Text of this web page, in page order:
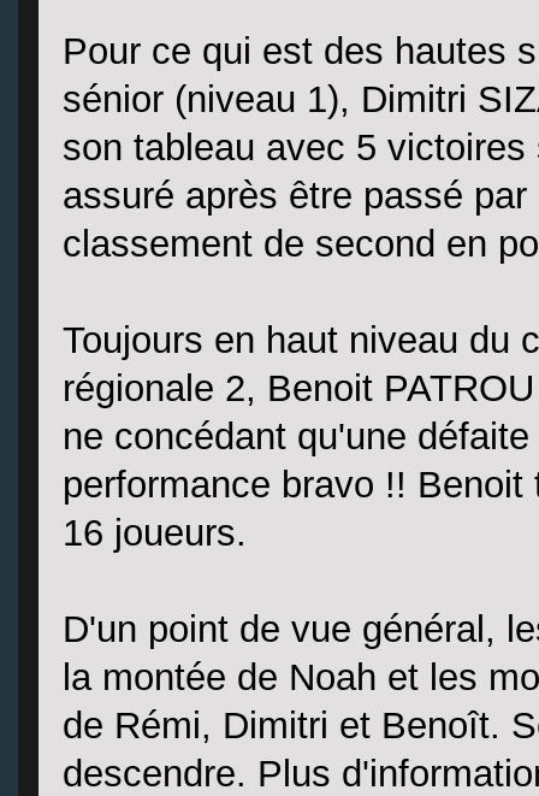
Pour ce qui est des hautes
sénior (niveau 1), Dimitri
son tableau avec 5
assuré après être passé
classement de second en
Toujours en haut niveau du
régionale 2, Benoit
ne concédant qu'une
performance bravo !!
16 joueurs.
D'un point de vue général,
la montée de Noah et les
de Rémi, Dimitri et Benoît.
descendre. Plus